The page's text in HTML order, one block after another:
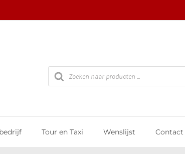
Producten
zoeken
Tour en Taxi Wenslijst Contact